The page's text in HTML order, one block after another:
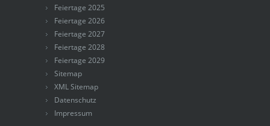
Feiertage 2025
Feiertage 2026
Feiertage 2027
Feiertage 2028
Feiertage 2029
Sitemap
XML Sitemap
Datenschutz
Impressum